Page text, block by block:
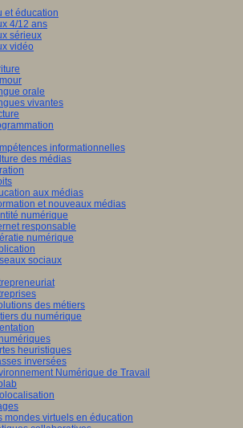
et éducation
4/12 ans
sérieux
vidéo
orale
vivantes
informationnelles
des médias
aux médias
et nouveaux médias
numérique
responsable
numérique
sociaux
des métiers
du numérique
heuristiques
inversées
Numérique de Travail
mondes virtuels en éducation